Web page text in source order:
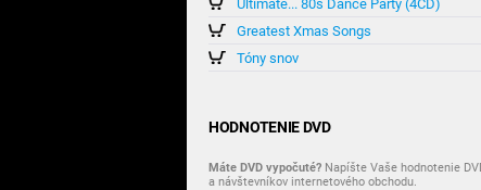
Ultimate... 80s Dance Party (4CD)
Greatest Xmas Songs
Tóny snov
HODNOTENIE DVD
Máte DVD vypočuté? Napíšte Vaše hodnotenie
a návštevníkov internetového obchodu.